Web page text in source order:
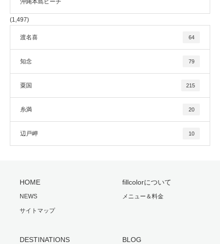
沖縄本島ビーチ
(1,497)
渡名喜 64
知念 79
粟国 215
糸満 20
辺戸岬 10
HOME
NEWS
サイトマップ
fillcolorについて
メニュー＆料金
DESTINATIONS BLOG